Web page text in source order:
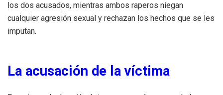
los dos acusados, mientras ambos raperos niegan
cualquier agresión sexual y rechazan los hechos que se les
imputan.
La acusación de la víctima